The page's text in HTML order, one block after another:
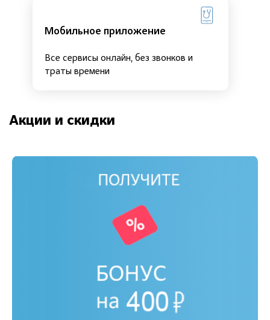
Мобильное приложение
Все сервисы онлайн, без звонков и
траты времени
Акции и скидки